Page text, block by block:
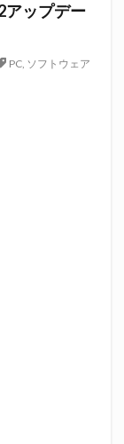
アップデー
PC, ソフトウェア